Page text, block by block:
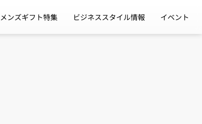
メンズギフト特集 ビジネススタイル情報 イベント